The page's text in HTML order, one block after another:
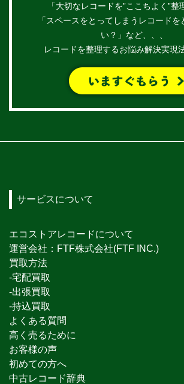
「大切なレコードを”ここちよく”整
「スペースをとってしまうレコードを
い？」など、、、
レコードを整理するお悩み解決実現
サービスについて
エコストアレコードについて
運営会社：FTF株式会社(FTF INC.)
買取方法
-宅配買取
-出張買取
-持込買取
よくある質問
高く売るために
お客様の声
初めての方へ
中古レコード辞典